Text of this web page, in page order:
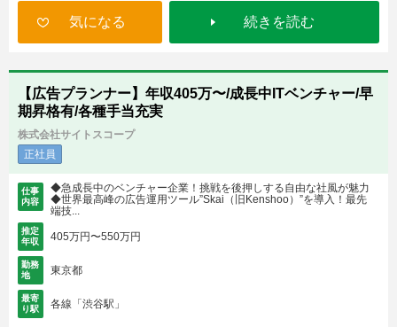
気になる 続きを読む
【広告プランナー】年収405万〜/成長中ITベンチャー/早
期昇格有/各種手当充実
株式会社サイトスコープ
正社員
仕事
内容
◆急成長中のベンチャー企業！挑戦を後押しする自由な社風が魅力
◆世界最高峰の広告運用ツール”Skai（旧Kenshoo）”を導入！最先
端技...
推定
年収
405万円〜550万円
勤務
地
東京都
最寄
り駅
各線「渋谷駅」